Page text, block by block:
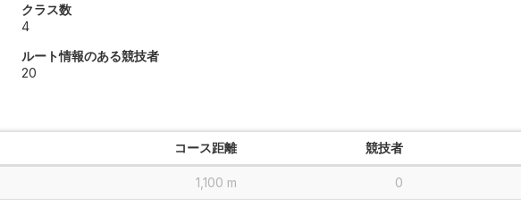
クラス数
4
ルート情報のある競技者
20
コース距離 競技者
1,100 m 0